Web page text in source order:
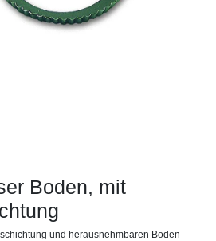
Boden, mit
und herausnehmbaren Boden